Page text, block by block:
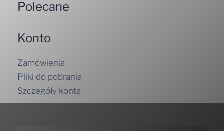
Polecane
Konto
Zamówienia
Pliki do pobrania
Szczegóły konta